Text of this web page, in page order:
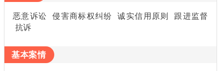
恶意诉讼 侵害商标权纠纷 诚实信用原则 跟进监督
抗诉
基本案情